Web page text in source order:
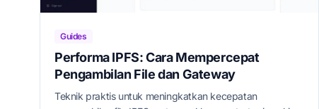
Guides
Performa IPFS: Cara Mempercepat
Pengambilan File dan Gateway
Teknik praktis untuk meningkatkan kecepatan